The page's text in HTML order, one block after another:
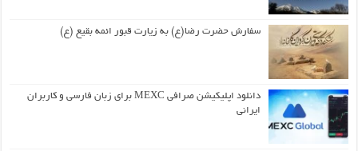
سفارش حضرت رضا(ع) به زیارت قبور ائمه بقیع (ع)
دانلود اپلیکیشن صرافی MEXC برای زبان فارسی و کاربران
ایرانی